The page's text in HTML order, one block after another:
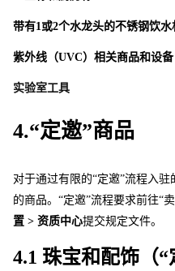
带有1或2个水龙头的不锈钢饮水
紫外线（UVC）相关商品和设备
实验室工具
4.“定邀”商品
对于通过有限的“定邀”流程入
的商品。“定邀”流程要求前往“
置 > 资质中心提交规定文件。
4.1 珠宝和配饰（“